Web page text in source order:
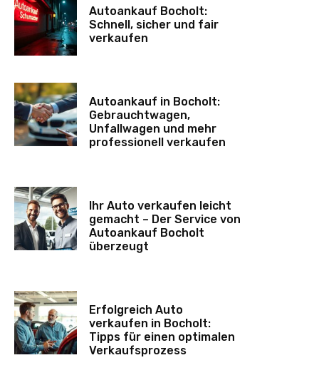
Autoankauf Bocholt:
Schnell, sicher und fair
verkaufen
Autoankauf in Bocholt:
Gebrauchtwagen,
Unfallwagen und mehr
professionell verkaufen
Ihr Auto verkaufen leicht
gemacht – Der Service von
Autoankauf Bocholt
überzeugt
Erfolgreich Auto
verkaufen in Bocholt:
Tipps für einen optimalen
Verkaufsprozess